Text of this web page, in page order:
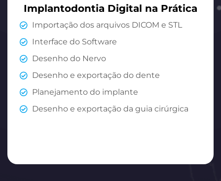
Implantodontia Digital na Prática
Importação dos arquivos DICOM e STL
Interface do Software
Desenho do Nervo
Desenho e exportação do dente
Planejamento do implante
Desenho e exportação da guia cirúrgica